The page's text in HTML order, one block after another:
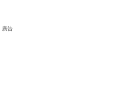
廣告